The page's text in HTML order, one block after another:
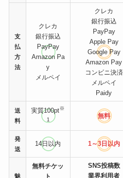
支
払
方
法
クレカ
銀行振込
PayPay
Amazon Pa
y
メルペイ
クレカ
銀行振込
PayPay
Apple Pay
Google Pay
Amazon Pay
コンビニ決済
メルペイ
Paidy
送
料
実質100pt※
1
無料
発
送
14日以内 1～3日以内
魅
無料チケッ
ト
SNS投稿数
業界利用者